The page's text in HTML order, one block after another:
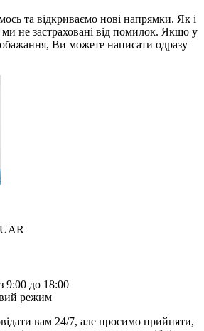
та відкриваємо нові напрямки. Як і
ми не застраховані від помилок. Якщо у
Ви можете написати одразу
9:00 до 18:00
режим
вам 24/7, але просимо прийняти,